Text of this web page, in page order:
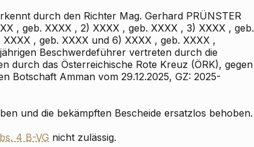
durch den Richter Mag. Gerhard PRÜNSTER
, geb. XXXX , 2) XXXX , geb. XXXX , 3) XXXX , geb.
, geb. XXXX und 6) XXXX , geb. XXXX ,
Beschwerdeführer vertreten durch die
durch das Österreichische Rote Kreuz (ÖRK), gegen
Botschaft Amman vom 29.12.2025, GZ: 2025-
und die bekämpften Bescheide ersatzlos behoben.
4 B-VG nicht zulässig.